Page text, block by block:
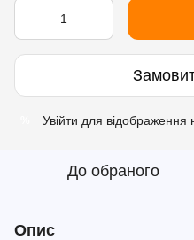
Увійти для відображення
До обраного
Опис